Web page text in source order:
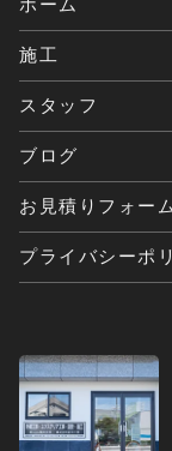
ホーム
施工
スタッフ
ブログ
お見積りフォーム
プライバシーポ